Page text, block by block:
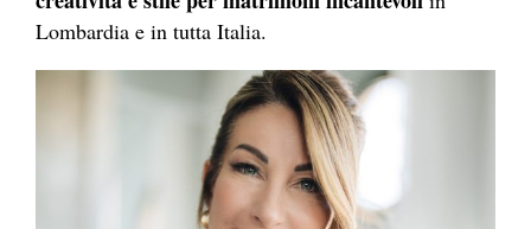
Lombardia e in tutta Italia.